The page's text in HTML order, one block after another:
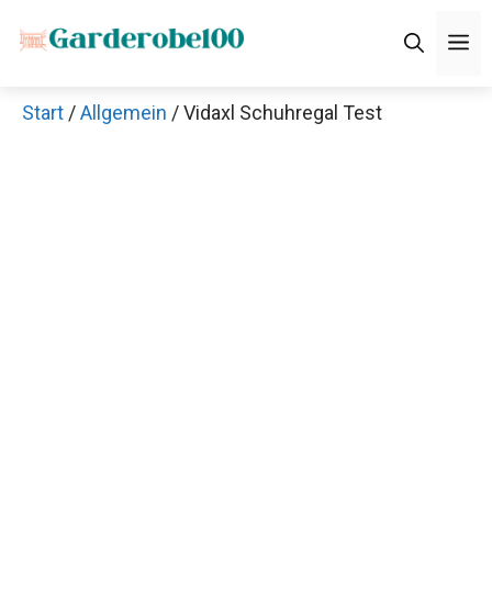
Inhalt
Start /Allgemein / Vidaxl Schuhregal Test